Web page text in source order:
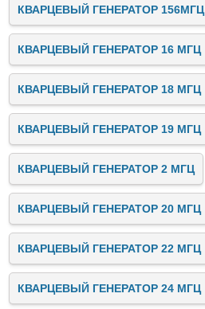
КВАРЦЕВЫЙ ГЕНЕРАТОР 156МГЦ
КВАРЦЕВЫЙ ГЕНЕРАТОР 16 МГЦ
КВАРЦЕВЫЙ ГЕНЕРАТОР 18 МГЦ
КВАРЦЕВЫЙ ГЕНЕРАТОР 19 МГЦ
КВАРЦЕВЫЙ ГЕНЕРАТОР 2 МГЦ
КВАРЦЕВЫЙ ГЕНЕРАТОР 20 МГЦ
КВАРЦЕВЫЙ ГЕНЕРАТОР 22 МГЦ
КВАРЦЕВЫЙ ГЕНЕРАТОР 24 МГЦ